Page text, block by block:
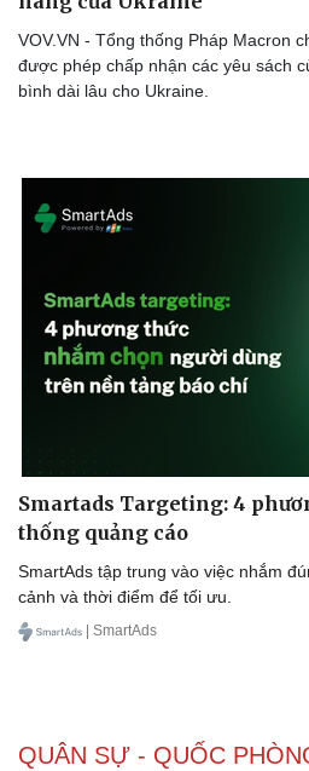
Vì cộng đồng
VOV.VN - Tổng thống Pháp Macron
được phép chấp nhận các yêu sách
bình dài lâu cho Ukraine.
Smartads Targeting: 4
thống quảng cáo
SmartAds tập trung vào việc nhắm
cảnh và thời điểm để tối ưu.
| SmartAds
QUÂN SỰ - QUỐC